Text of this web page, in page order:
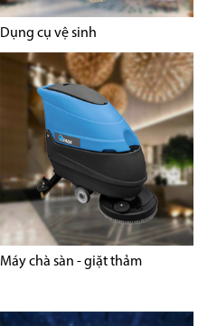
Dụng cụ vệ sinh
Máy chà sàn - giặt thảm